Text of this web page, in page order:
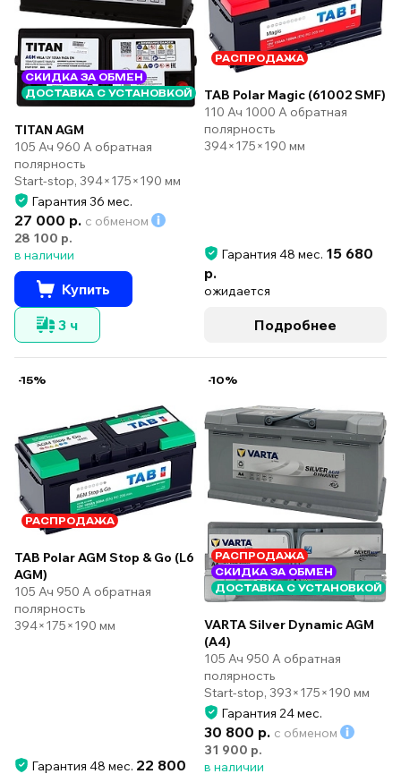
СКИДКА ЗА ОБМЕН
ДОСТАВКА С УСТАНОВКОЙ
TITAN AGM
105 Ач 960 А обратная
полярность
Start-stop, 394×175×190 мм
Гарантия 36 мес.
27 000 р. с обменом
28 100 р.
в наличии
Купить
3 ч
РАСПРОДАЖА
TAB Polar Magic (61002 SMF)
110 Ач 1000 А обратная
полярность
394×175×190 мм
Гарантия 48 мес. 15 680
р.
ожидается
Подробнее
-15%
РАСПРОДАЖА
TAB Polar AGM Stop & Go (L6
AGM)
105 Ач 950 А обратная
полярность
394×175×190 мм
Гарантия 48 мес. 22 800
-10%
РАСПРОДАЖА
СКИДКА ЗА ОБМЕН
ДОСТАВКА С УСТАНОВКОЙ
VARTA Silver Dynamic AGM
(А4)
105 Ач 950 А обратная
полярность
Start-stop, 393×175×190 мм
Гарантия 24 мес.
30 800 р. с обменом
31 900 р.
в наличии